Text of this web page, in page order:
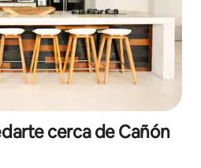
cerca de Cañón